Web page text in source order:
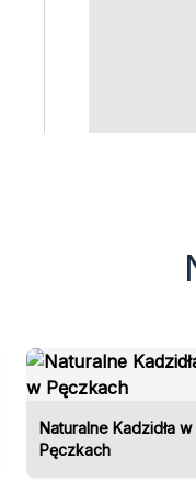
Naturalne Kadzidła w
Pęczkach